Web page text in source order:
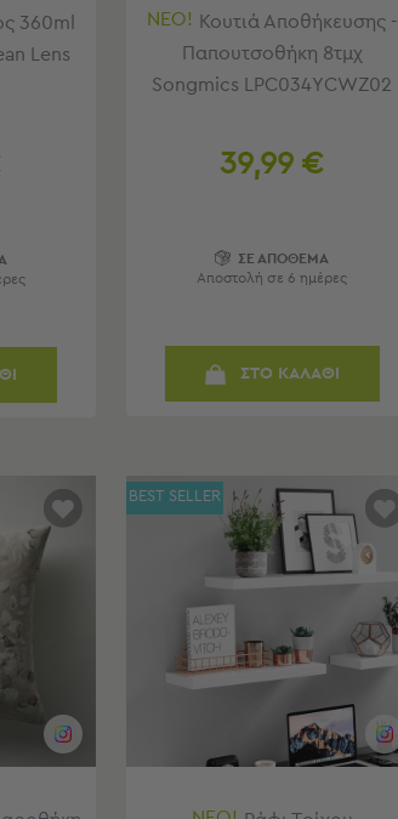
360ml
Lens
ΝΕΟ! Κουτιά Αποθήκευσης -
Παπουτσοθήκη 8τμχ
Songmics LPC034YCWZ02
39,99 €
ΣΕ ΑΠΟΘΕΜΑ
Αποστολή σε 6 ημέρες
ΣΤΟ ΚΑΛΑΘΙ
BEST SELLER